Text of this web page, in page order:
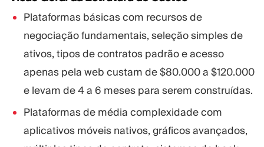
Plataformas básicas com recursos de
negociação fundamentais, seleção simples de
ativos, tipos de contratos padrão e acesso
apenas pela web custam de $80.000 a $120.000
e levam de 4 a 6 meses para serem construídas.
Plataformas de média complexidade com
aplicativos móveis nativos, gráficos avançados,